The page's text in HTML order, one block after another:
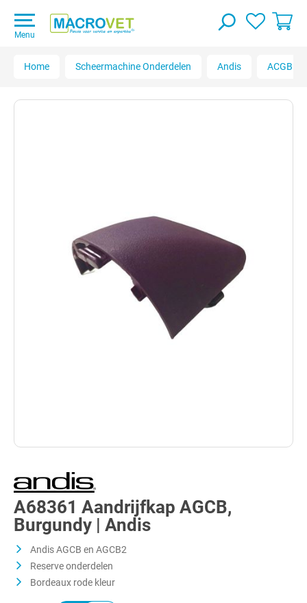
Menu
Home Scheermachine Onderdelen Andis ACGB
A68361 Aandrijfkap AGCB,
Burgundy | Andis
Andis AGCB en AGCB2
Reserve onderdelen
Bordeaux rode kleur